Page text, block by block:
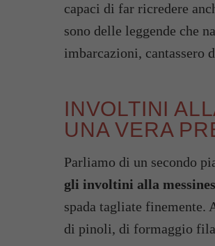
capaci di far ricredere
sono delle leggende che
imbarcazioni, cantassero
INVOLTINI
UNA VERA
Parliamo di un secondo
gli involtini alla
spada tagliate finemente.
di pinoli, di formaggio